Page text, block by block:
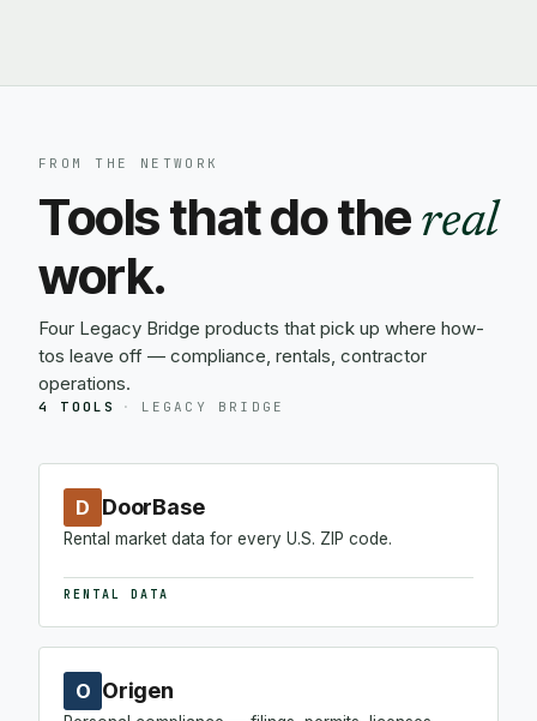
FROM THE NETWORK
Tools that do the real
work.
Four Legacy Bridge products that pick up where how-
tos leave off — compliance, rentals, contractor
operations.
4 TOOLS · LEGACY BRIDGE
D DoorBase
Rental market data for every U.S. ZIP code.
RENTAL DATA
O Origen